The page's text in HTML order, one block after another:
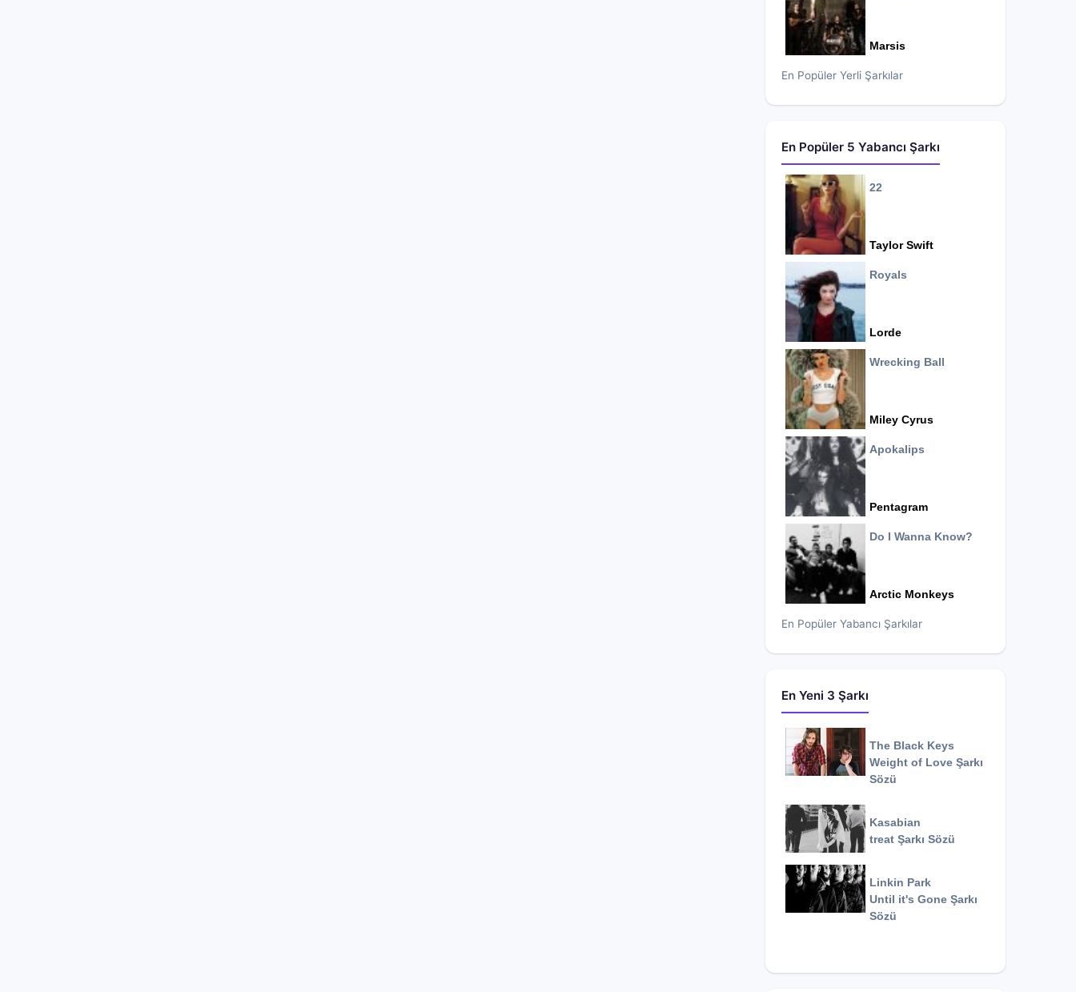
Marsis
En Popüler Yerli Şarkılar
En Popüler 5 Yabancı Şarkı
22
Taylor Swift
Royals
Lorde
Wrecking Ball
Miley Cyrus
Apokalips
Pentagram
Do I Wanna Know?
Arctic Monkeys
En Popüler Yabancı Şarkılar
En Yeni 3 Şarkı
The Black Keys
Weight of Love Şarkı
Sözü
Kasabian
treat Şarkı Sözü
Linkin Park
Until it's Gone Şarkı
Sözü